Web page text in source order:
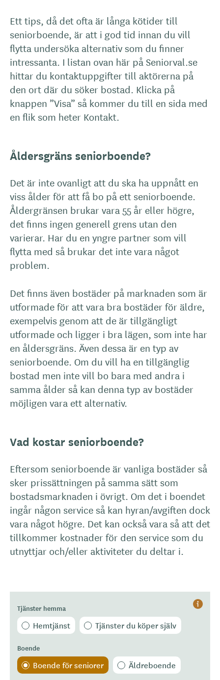
Hjälp
Tjänster hemma
Hemtjänst Tjänster du köper själv
Boende
Boende för seniorer Äldreboende
Ett tips, då det ofta är långa kötider till
seniorboende, är att i god tid innan du vill
flytta undersöka alternativ som du finner
intressanta. I listan ovan här på Seniorval.se
hittar du kontaktuppgifter till aktörerna på
den ort där du söker bostad. Klicka på
knappen ”Visa” så kommer du till en sida med
en flik som heter Kontakt.
Åldersgräns seniorboende?
Det är inte ovanligt att du ska ha uppnått en
viss ålder för att få bo på ett seniorboende.
Åldergränsen brukar vara 55 år eller högre,
det finns ingen generell grens utan den
varierar. Har du en yngre partner som vill
flytta med så brukar det inte vara något
problem.
Det finns även bostäder på marknaden som är
utformade för att vara bra bostäder för äldre,
exempelvis genom att de är tillgängligt
utformade och ligger i bra lägen, som inte har
en åldersgräns. Även dessa är en typ av
seniorboende. Om du vill ha en tillgänglig
bostad men inte vill bo bara med andra i
samma ålder så kan denna typ av bostäder
möjligen vara ett alternativ.
Vad kostar seniorboende?
Eftersom seniorboende är vanliga bostäder så
sker prissättningen på samma sätt som
bostadsmarknaden i övrigt. Om det i boendet
ingår någon service så kan hyran/avgiften dock
vara något högre. Det kan också vara så att det
tillkommer kostnader för den service som du
utnyttjar och/eller aktiviteter du deltar i.